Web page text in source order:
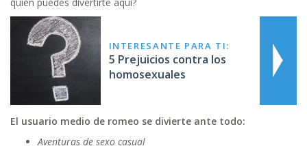
quién puedes divertirte aquí?
INTERESANTE PARA TI:
5 Prejuicios contra los
homosexuales
El usuario medio de romeo se divierte ante todo:
Aventuras de sexo casual